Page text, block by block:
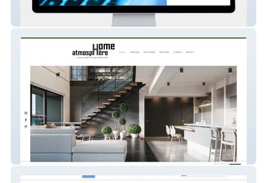
Home atmosphere - 91